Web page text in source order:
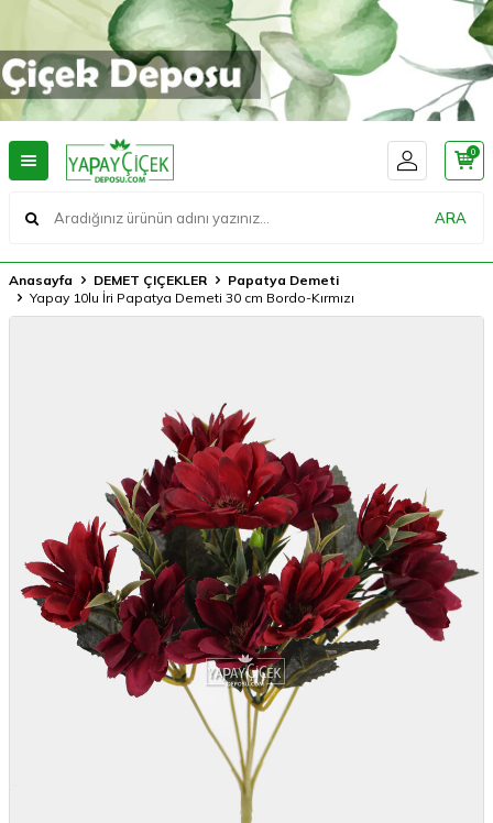
ARA
0
Anasayfa DEMET ÇIÇEKLER
Papatya Demeti
Yapay 10lu İri Papatya Demeti 30 cm Bordo-Kırmızı